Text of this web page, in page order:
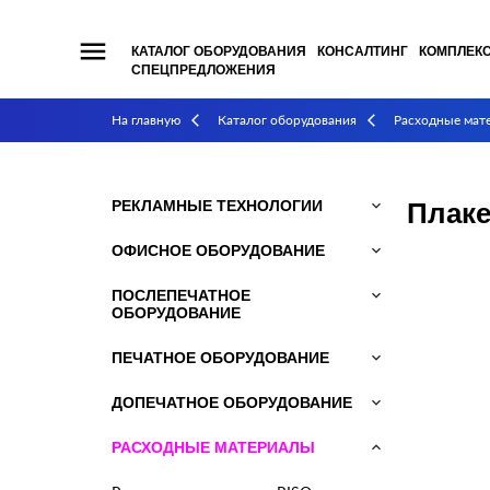
menu КАТАЛОГ ОБОРУДОВАНИЯ КОНСАЛТИНГ
СПЕЦПРЕДЛОЖЕНИЯ
На главную arrow_back_ios Каталог оборудования arrow_back_ios Расходные
РЕКЛАМНЫЕ ТЕХНОЛОГИИ keyboard_arrow_down
ОФИСНОЕ ОБОРУДОВАНИЕ keyboard_arrow_down
ПОСЛЕПЕЧАТНОЕ
ОБОРУДОВАНИЕ
keyboard_arrow_down
ПЕЧАТНОЕ ОБОРУДОВАНИЕ keyboard_arrow_down
ДОПЕЧАТНОЕ ОБОРУДОВАНИЕ keyboard_arrow_down
РАСХОДНЫЕ МАТЕРИАЛЫ keyboard_arrow_down